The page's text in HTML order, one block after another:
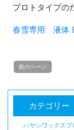
プロトタイプの
春雪専用 液体
前のページ
カテゴリー
ハヤシワックスブ